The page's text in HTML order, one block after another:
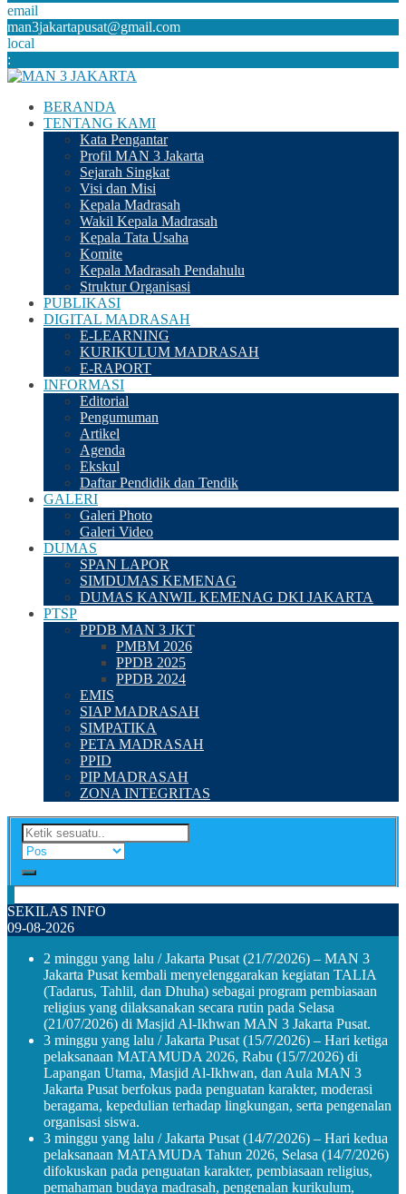
email
man3jakartapusat@gmail.com
local
:
BERANDA
TENTANG KAMI
Kata Pengantar
Profil MAN 3 Jakarta
Sejarah Singkat
Visi dan Misi
Kepala Madrasah
Wakil Kepala Madrasah
Kepala Tata Usaha
Komite
Kepala Madrasah Pendahulu
Struktur Organisasi
PUBLIKASI
DIGITAL MADRASAH
E-LEARNING
KURIKULUM MADRASAH
E-RAPORT
INFORMASI
Editorial
Pengumuman
Artikel
Agenda
Ekskul
Daftar Pendidik dan Tendik
GALERI
Galeri Photo
Galeri Video
DUMAS
SPAN LAPOR
SIMDUMAS KEMENAG
DUMAS KANWIL KEMENAG DKI JAKARTA
PTSP
PPDB MAN 3 JKT
PMBM 2026
PPDB 2025
PPDB 2024
EMIS
SIAP MADRASAH
SIMPATIKA
PETA MADRASAH
PPID
PIP MADRASAH
ZONA INTEGRITAS
SEKILAS INFO
09-08-2026
2 minggu yang lalu / Jakarta Pusat (21/7/2026) – MAN 3
Jakarta Pusat kembali menyelenggarakan kegiatan TALIA
(Tadarus, Tahlil, dan Dhuha) sebagai program pembiasaan
religius yang dilaksanakan secara rutin pada Selasa
(21/07/2026) di Masjid Al-Ikhwan MAN 3 Jakarta Pusat.
3 minggu yang lalu / Jakarta Pusat (15/7/2026) – Hari ketiga
pelaksanaan MATAMUDA 2026, Rabu (15/7/2026) di
Lapangan Utama, Masjid Al-Ikhwan, dan Aula MAN 3
Jakarta Pusat berfokus pada penguatan karakter, moderasi
beragama, kepedulian terhadap lingkungan, serta pengenalan
organisasi siswa.
3 minggu yang lalu / Jakarta Pusat (14/7/2026) – Hari kedua
pelaksanaan MATAMUDA Tahun 2026, Selasa (14/7/2026)
difokuskan pada penguatan karakter, pembiasaan religius,
pemahaman budaya madrasah, pengenalan kurikulum,